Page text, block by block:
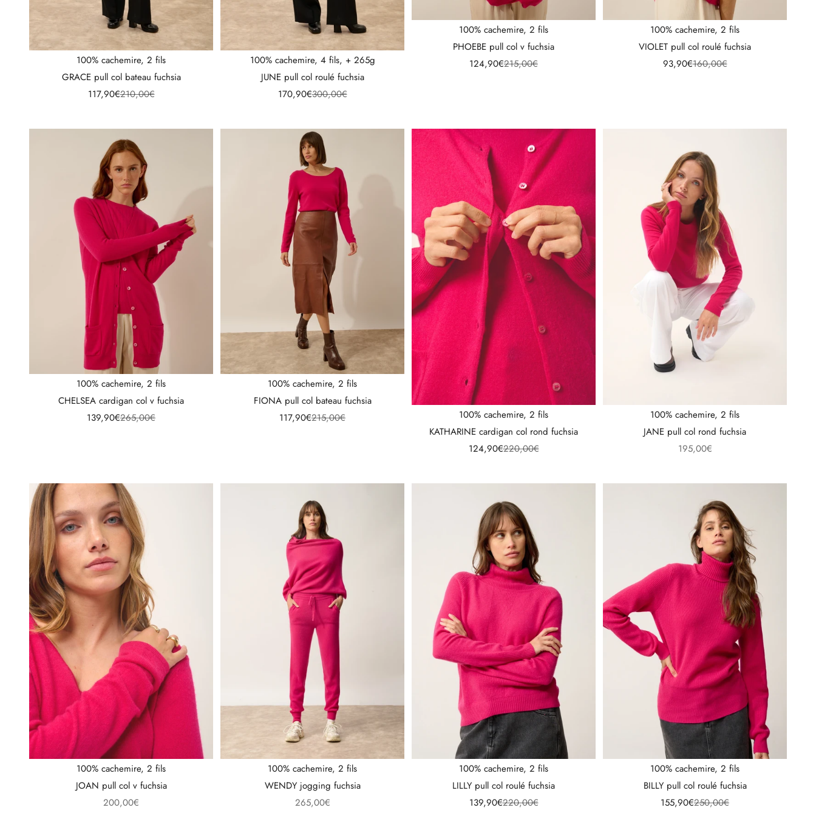
100% cachemire, 2 fils
GRACE pull col bateau fuchsia
Prix de vente
117,90€Prix normal
210,00€
100% cachemire, 4 fils, + 265g
JUNE pull col roulé fuchsia
Prix de vente
170,90€Prix normal
300,00€
100% cachemire, 2 fils
PHOEBE pull col v fuchsia
Prix de vente
124,90€Prix normal
215,00€
100% cachemire, 2 fils
VIOLET pull col roulé fuchsia
Prix de vente
93,90€Prix normal
160,00€
100% cachemire, 2 fils
CHELSEA cardigan col v fuchsia
Prix de vente
139,90€Prix normal
265,00€
100% cachemire, 2 fils
FIONA pull col bateau fuchsia
Prix de vente
117,90€Prix normal
215,00€
100% cachemire, 2 fils
KATHARINE cardigan col rond fuchsia
Prix de vente
124,90€Prix normal
220,00€
100% cachemire, 2 fils
JANE pull col rond fuchsia
Prix de vente
195,00€
100% cachemire, 2 fils
JOAN pull col v fuchsia
Prix de vente
200,00€
100% cachemire, 2 fils
WENDY jogging fuchsia
Prix de vente
265,00€
100% cachemire, 2 fils
LILLY pull col roulé fuchsia
Prix de vente
139,90€Prix normal
220,00€
100% cachemire, 2 fils
BILLY pull col roulé fuchsia
Prix de vente
155,90€Prix normal
250,00€